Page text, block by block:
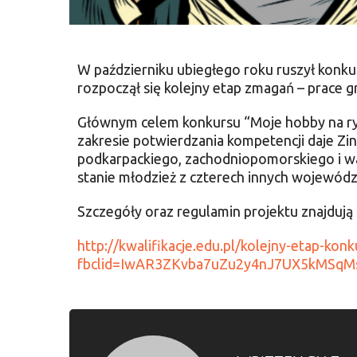
W październiku ubiegłego roku ruszył
rozpoczął się kolejny etap zmagań – prace
Głównym celem konkursu “Moje hobby na
zakresie potwierdzania kompetencji daje
podkarpackiego, zachodniopomorskiego i
stanie młodzież z czterech innych
Szczegóły oraz regulamin projektu
http://kwalifikacje.edu.pl/kolejny-etap-